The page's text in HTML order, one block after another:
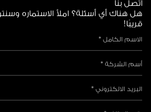
اتصل بنا
هل هناك أي أسئلة؟ املأ الاستماره
قريبًا!